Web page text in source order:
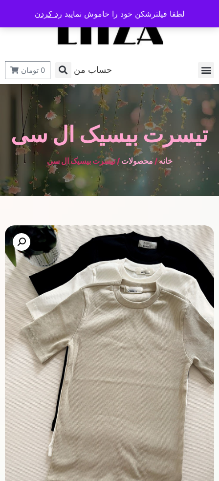
حساب من 0 تومان
تیسرت بیسیک ال سی
خانه/محصولات / تیسرت بیسیک ال سی
لطفا فیلترشکن خود را خاموش نمایید رد کردن